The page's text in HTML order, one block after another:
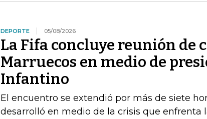
DEPORTE 05/08/2026
La Fifa concluye reunión de
Marruecos en medio de
Infantino
El encuentro se extendió por más de siete
desarrolló en medio de la crisis que enfrenta